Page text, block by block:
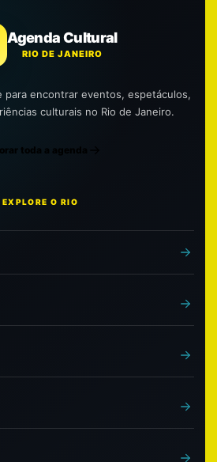
Agenda Cultural
RIO DE JANEIRO
para encontrar eventos, espetáculos,
culturais no Rio de Janeiro.
toda a agenda
EXPLORE O RIO